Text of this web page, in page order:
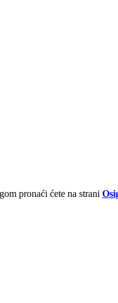
pronaći ćete na strani